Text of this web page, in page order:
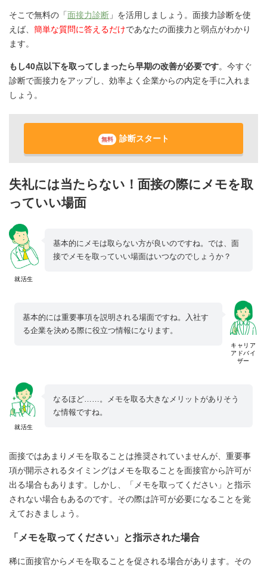
そこで無料の「面接力診断 」を活用しましょう。面接力診断を使
えば、 簡単な質問に答えるだけであなたの面接力と弱点がわかり
ます。
もし40点以下を取ってしまったら早期の改善が必要です。今すぐ
診断で面接力をアップし、効率よく企業からの内定を手に入れま
しょう。
無料 診断スタート
失礼には当たらない！面接の際にメモを取
っていい場面
就活生
基本的にメモは取らない方が良いのですね。では、面
接でメモを取っていい場面はいつなのでしょうか？
キャリア
アドバイ
ザー
基本的には重要事項を説明される場面ですね。入社す
る企業を決める際に役立つ情報になります。
就活生
なるほど……。メモを取る大きなメリットがありそう
な情報ですね。
面接ではあまりメモを取ることは推奨されていませんが、重要事
項が開示されるタイミングはメモを取ることを面接官から許可が
出る場合もあります。しかし、「メモを取ってください」と指示
されない場合もあるのです。その際は許可が必要になることを覚
えておきましょう。
「メモを取ってください」と指示された場合
稀に面接官からメモを取ることを促される場合があります。その